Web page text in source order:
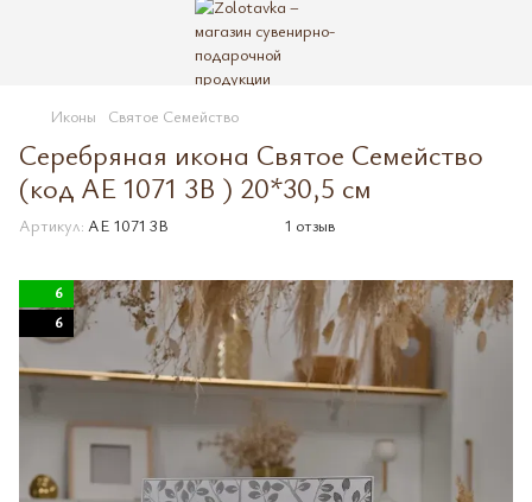
Иконы Святое Семейство
Серебряная икона Святое Семейство
(код AE 1071 3B ) 20*30,5 см
Артикул: AE 1071 3B 1 отзыв
6
6